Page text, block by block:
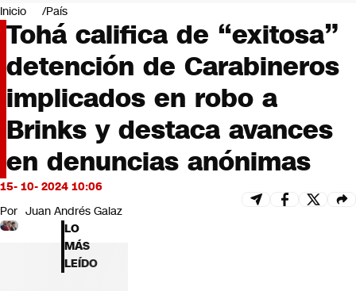
Negocios
Deportes
Programas completos
Cultura
Servicios
Bits
CNN Data
CNN tiempo
Futuro 360
Opinión
Inicio País
Tohá califica de “exitosa”
detención de Carabineros
implicados en robo a
Brinks y destaca avances
en denuncias anónimas
15- 10- 2024 10:06
Por Juan Andrés Galaz
LO
MÁS
LEÍDO